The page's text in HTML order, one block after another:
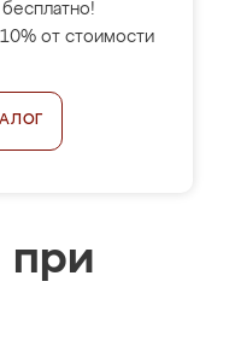
от стоимости
при